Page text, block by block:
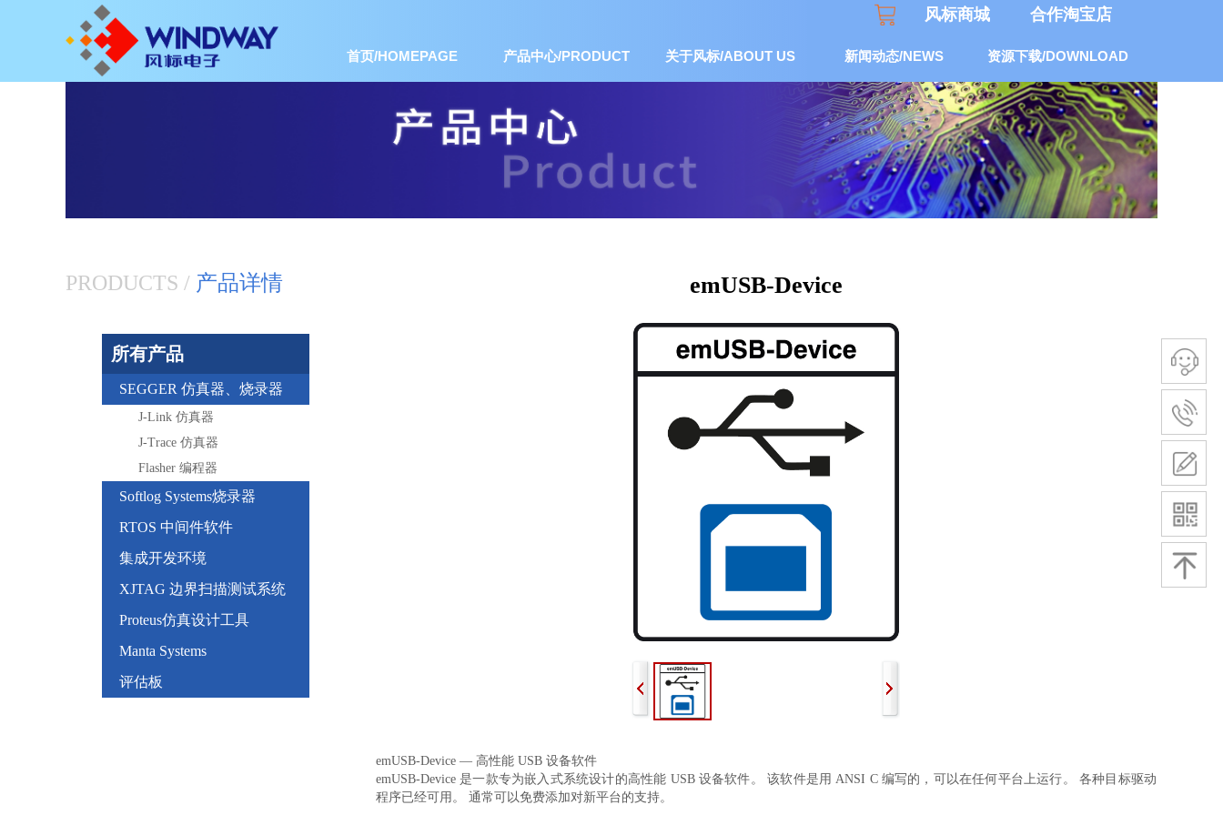
风标商城 合作淘宝店
首页/HOMEPAGE 产品中心/PRODUCT 关于风标/ABOUT US 新闻动态/NEWS 资源下载/DOWNLOAD
PRODUCTS / 产品详情 emUSB-Device
emUSB-Device — 高性能 USB 设备软件
emUSB-Device 是一款专为嵌入式系统设计的高性能 USB 设备软件。 该软件是用 ANSI C 编写的，可以在任何平台上运行。 各种目标驱动
程序已经可用。 通常可以免费添加对新平台的支持。
所有产品
SEGGER 仿真器、烧录器
J-Link 仿真器
J-Trace 仿真器
Flasher 编程器
Softlog Systems烧录器
RTOS 中间件软件
集成开发环境
XJTAG 边界扫描测试系统
Proteus仿真设计工具
Manta Systems
评估板